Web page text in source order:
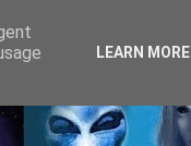
LEARN MORE